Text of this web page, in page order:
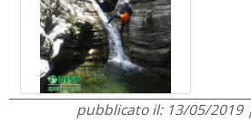
pubblicato il: 13/05/2019